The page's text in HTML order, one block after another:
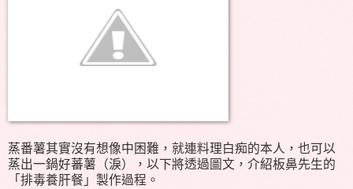
蒸番薯其實沒有想像中困難，就連料理白痴的本人，也可以
蒸出一鍋好蕃薯（淚），以下將透過圖文，介紹板鼻先生的
「排毒養肝餐」製作過程。